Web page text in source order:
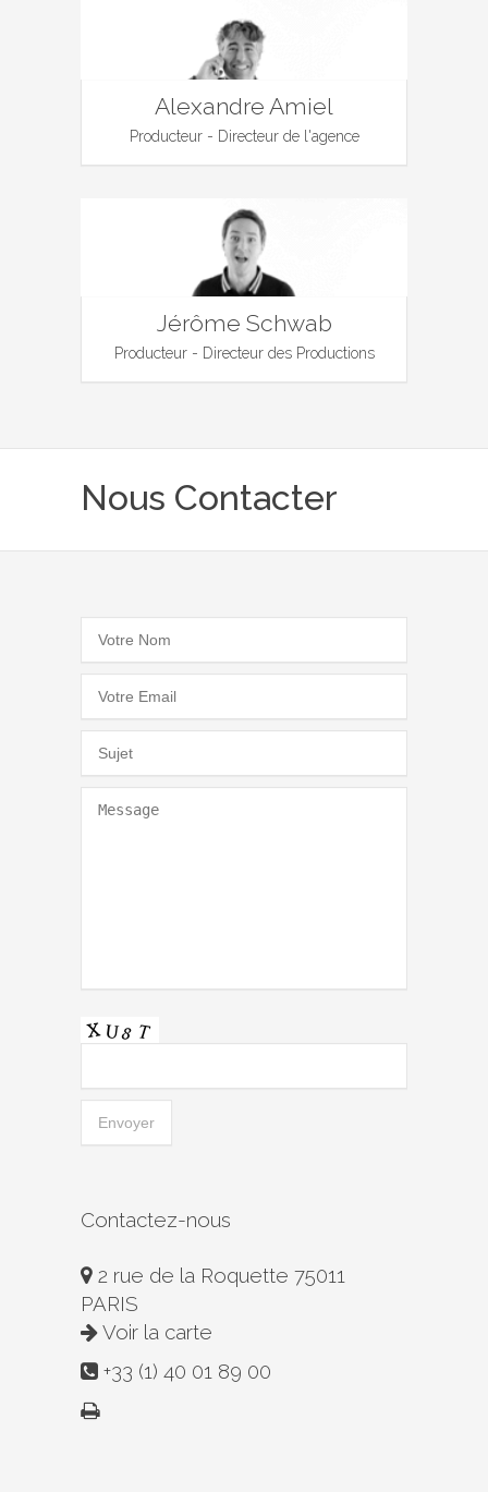
Alexandre Amiel
Producteur - Directeur de l'agence
Jérôme Schwab
Producteur - Directeur des Productions
Nous Contacter
Contactez-nous
2 rue de la Roquette 75011
PARIS
Voir la carte
+33 (1) 40 01 89 00